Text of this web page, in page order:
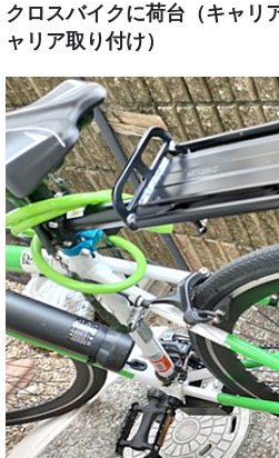
クロスバイクに荷台（キャリ
ャリア取り付け）